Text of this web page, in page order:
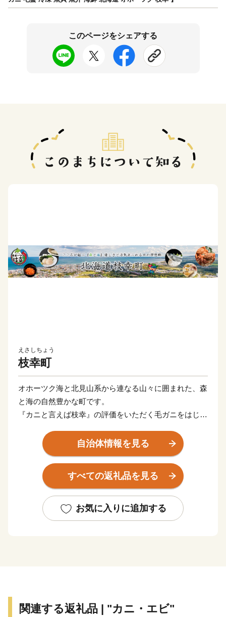
このページをシェアする
えさしちょう
枝幸町
オホーツク海と北見山系から連なる山々に囲まれた、森
と海の自然豊かな町です。
『カニと言えば枝幸』の評価をいただく毛ガニをはじ
の幸に恵まれています。
また、カニの町枝幸が作った毛がにの食べ方講座『毛ガ
ニ道場』をテキスト、動画でご用意しています。枝幸町
■ワンストップ特例申請のペーパーレス化について
ワンストップ特例申請を希望された方には、後日、手
自治体情報を見る
すべての返礼品を見る
お気に入りに追加する
関連する返礼品 | "カニ・エビ"